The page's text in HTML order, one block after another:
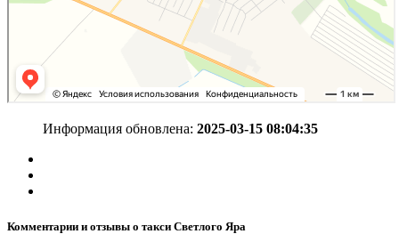
Информация обновлена: 2025-03-15 08:04:35
Комментарии и отзывы о такси Светлого Яра